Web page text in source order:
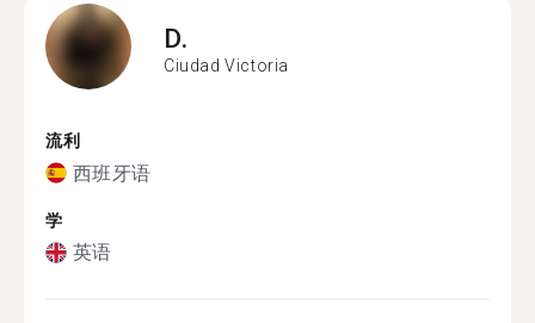
D.
Ciudad Victoria
流利
西班牙语
学
英语